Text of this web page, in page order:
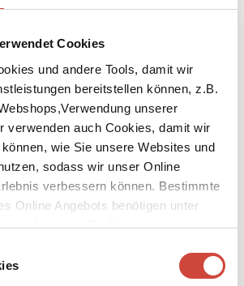
Cookies
und andere Tools, damit wir
bereitstellen können, z.B.
unserer
verwenden auch Cookies, damit wir
wie Sie unsere Websites und
sodass wir unser Online
verbessern können. Bestimmte
Online Angebots benötigen unter
von Cookies von
Kaufen
Manfred Allié und Gabriele Kempf-Allié